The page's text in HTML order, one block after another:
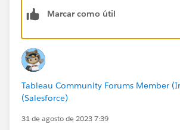
Marcar como útil
Tableau Community Forums Member
(Salesforce)
31 de agosto de 2023 7:39